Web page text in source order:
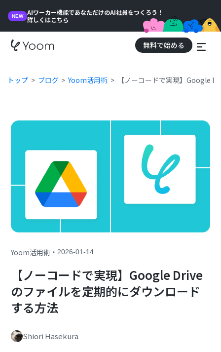
NEW
AIワーカー機能であなただけのAI社員をつくろう！
詳しくはこちら
無料で始める
トップ ブログ Yoom活用術 【ノーコードで実現】Google
Yoom活用術 ・2026-01-14
【ノーコードで実現】Google Drive
のファイルを定期的にダウンロード
する方法
Shiori Hasekura